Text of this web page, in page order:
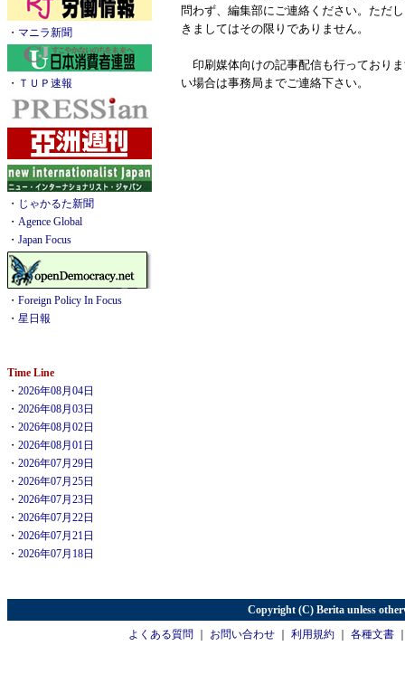
・ マニラ新聞
・ ＴＵＰ速報
・ じゃかるた新聞
・ Agence Global
・ Japan Focus
・ Foreign Policy In Focus
・ 星日報
Time Line
・ 2026年08月04日
・ 2026年08月03日
・ 2026年08月02日
・ 2026年08月01日
・ 2026年07月29日
・ 2026年07月25日
・ 2026年07月23日
・ 2026年07月22日
・ 2026年07月21日
・ 2026年07月18日
問わず、編集部にご連絡ください。ただ
きましてはその限りでありません。
印刷媒体向けの記事配信も行っており
い場合は事務局までご連絡下さい。
Copyright (C) Berita unless
よくある質問
お問い合わせ 利用規約 各種文書